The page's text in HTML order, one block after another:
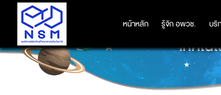
หน้าหลัก รู้จัก อพวช. บริ
หน้าหลัก รู้จัก อพวช. บริ
กระทรวงวิทยาศาสตร์และเทคโนโ
เทคโ